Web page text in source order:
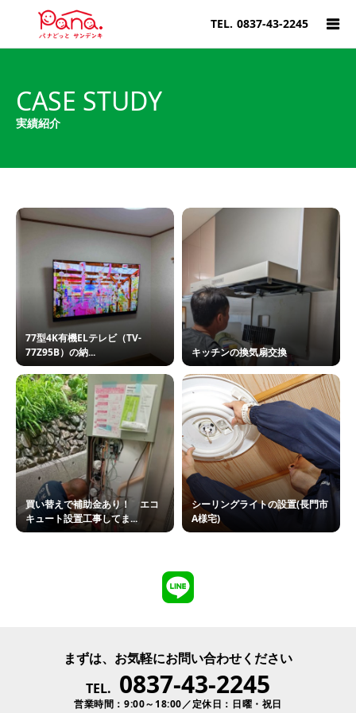
TEL. 0837-43-2245
CASE STUDY
実績紹介
77型4K有機ELテレビ（TV-
77Z95B）の納...
キッチンの換気扇交換
買い替えで補助金あり！ エコ
キュート設置工事してま...
シーリングライトの設置(長門市
A様宅)
まずは、お気軽にお問い合わせください
TEL. 0837-43-2245
営業時間：9:00～18:00／定休日：日曜・祝日